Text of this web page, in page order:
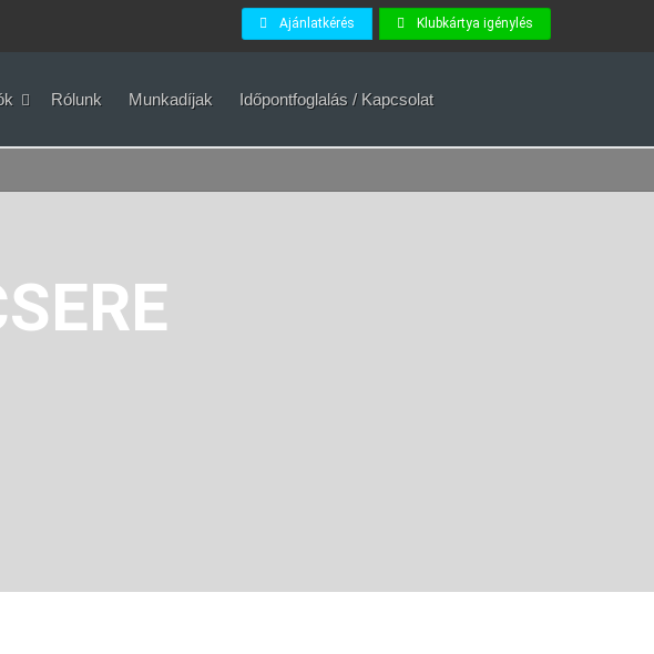
Ajánlatkérés Klubkártya igénylés
Rólunk Munkadíjak Időpontfoglalás / Kapcsolat